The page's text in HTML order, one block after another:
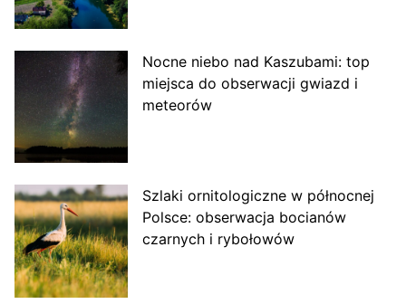
Nocne niebo nad Kaszubami: top
miejsca do obserwacji gwiazd i
meteorów
Szlaki ornitologiczne w północnej
Polsce: obserwacja bocianów
czarnych i rybołowów